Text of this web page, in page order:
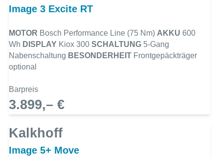
Image 3 Excite RT
MOTOR Bosch Performance Line (75 Nm) AKKU 600
Wh DISPLAY Kiox 300 SCHALTUNG 5-Gang
Nabenschaltung BESONDERHEIT Frontgepäckträger
optional
Barpreis
3.899,– €
Kalkhoff
Image 5+ Move